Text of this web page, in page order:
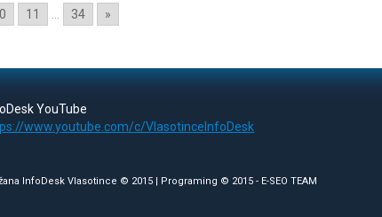
11 34 »
YouTube
www.youtube.com/c/VlasotinceInfoDesk
InfoDesk Vlasotince © 2015 | Programing © 2015 - E-SEO TEAM